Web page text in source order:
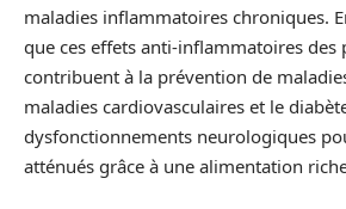
maladies inflammatoires chroniques.
que ces effets anti-inflammatoires des
contribuent à la prévention de
maladies cardiovasculaires et le
dysfonctionnements neurologiques
atténués grâce à une alimentation